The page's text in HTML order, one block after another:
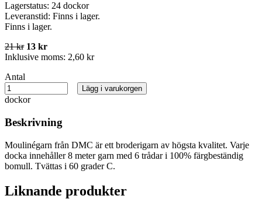
Lagerstatus: 24 dockor
Leveranstid: Finns i lager.
Finns i lager.
21 kr 13 kr
Inklusive moms: 2,60 kr
Antal
dockor
Lägg i varukorgen
Beskrivning
Moulinégarn från DMC är ett broderigarn av högsta kvalitet. Varje
docka innehåller 8 meter garn med 6 trådar i 100% färgbeständig
bomull. Tvättas i 60 grader C.
Liknande produkter